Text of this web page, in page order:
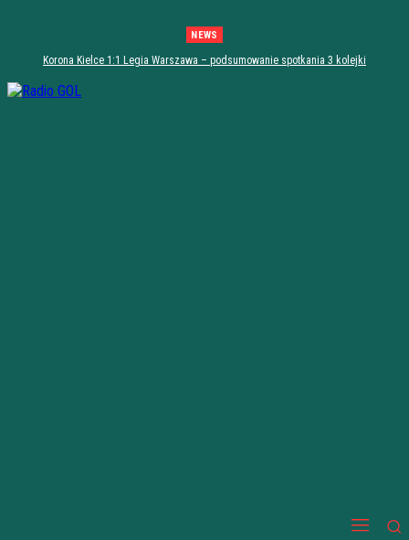
NEWS
Korona Kielce 1:1 Legia Warszawa – podsumowanie spotkania 3 kolejki